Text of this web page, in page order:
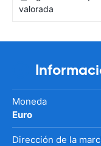
valorada
Moneda
Euro
Dirección de la